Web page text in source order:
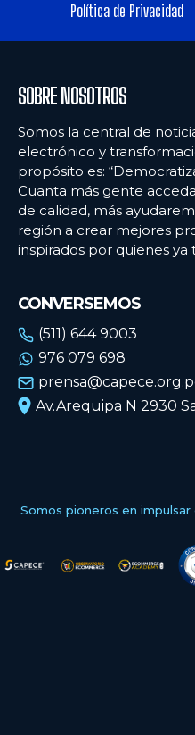
Política de Privacidad
SOBRE NOSOTROS
Somos la central de
electrónico y
propósito es:
Cuanta más gente
de calidad, más
región a crear mejores
inspirados por quienes
CONVERSEMOS
(511) 644 9003
976 079 698
Av.Arequipa N 2930
Somos pioneros en